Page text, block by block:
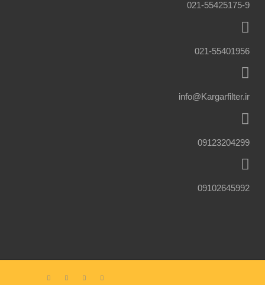
021-55425175-9
021-55401956
info@Kargarfilter.ir
09123204299
09102645992